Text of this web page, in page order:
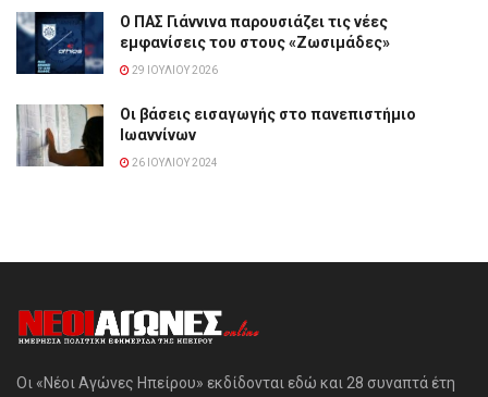
Ο ΠΑΣ Γιάννινα παρουσιάζει τις νέες
εμφανίσεις του στους «Ζωσιμάδες»
29 ΙΟΥΛΊΟΥ 2026
Οι βάσεις εισαγωγής στο πανεπιστήμιο
Ιωαννίνων
26 ΙΟΥΛΊΟΥ 2024
Οι «Νέοι Αγώνες Ηπείρου» εκδίδονται εδώ και 28 συναπτά έτη